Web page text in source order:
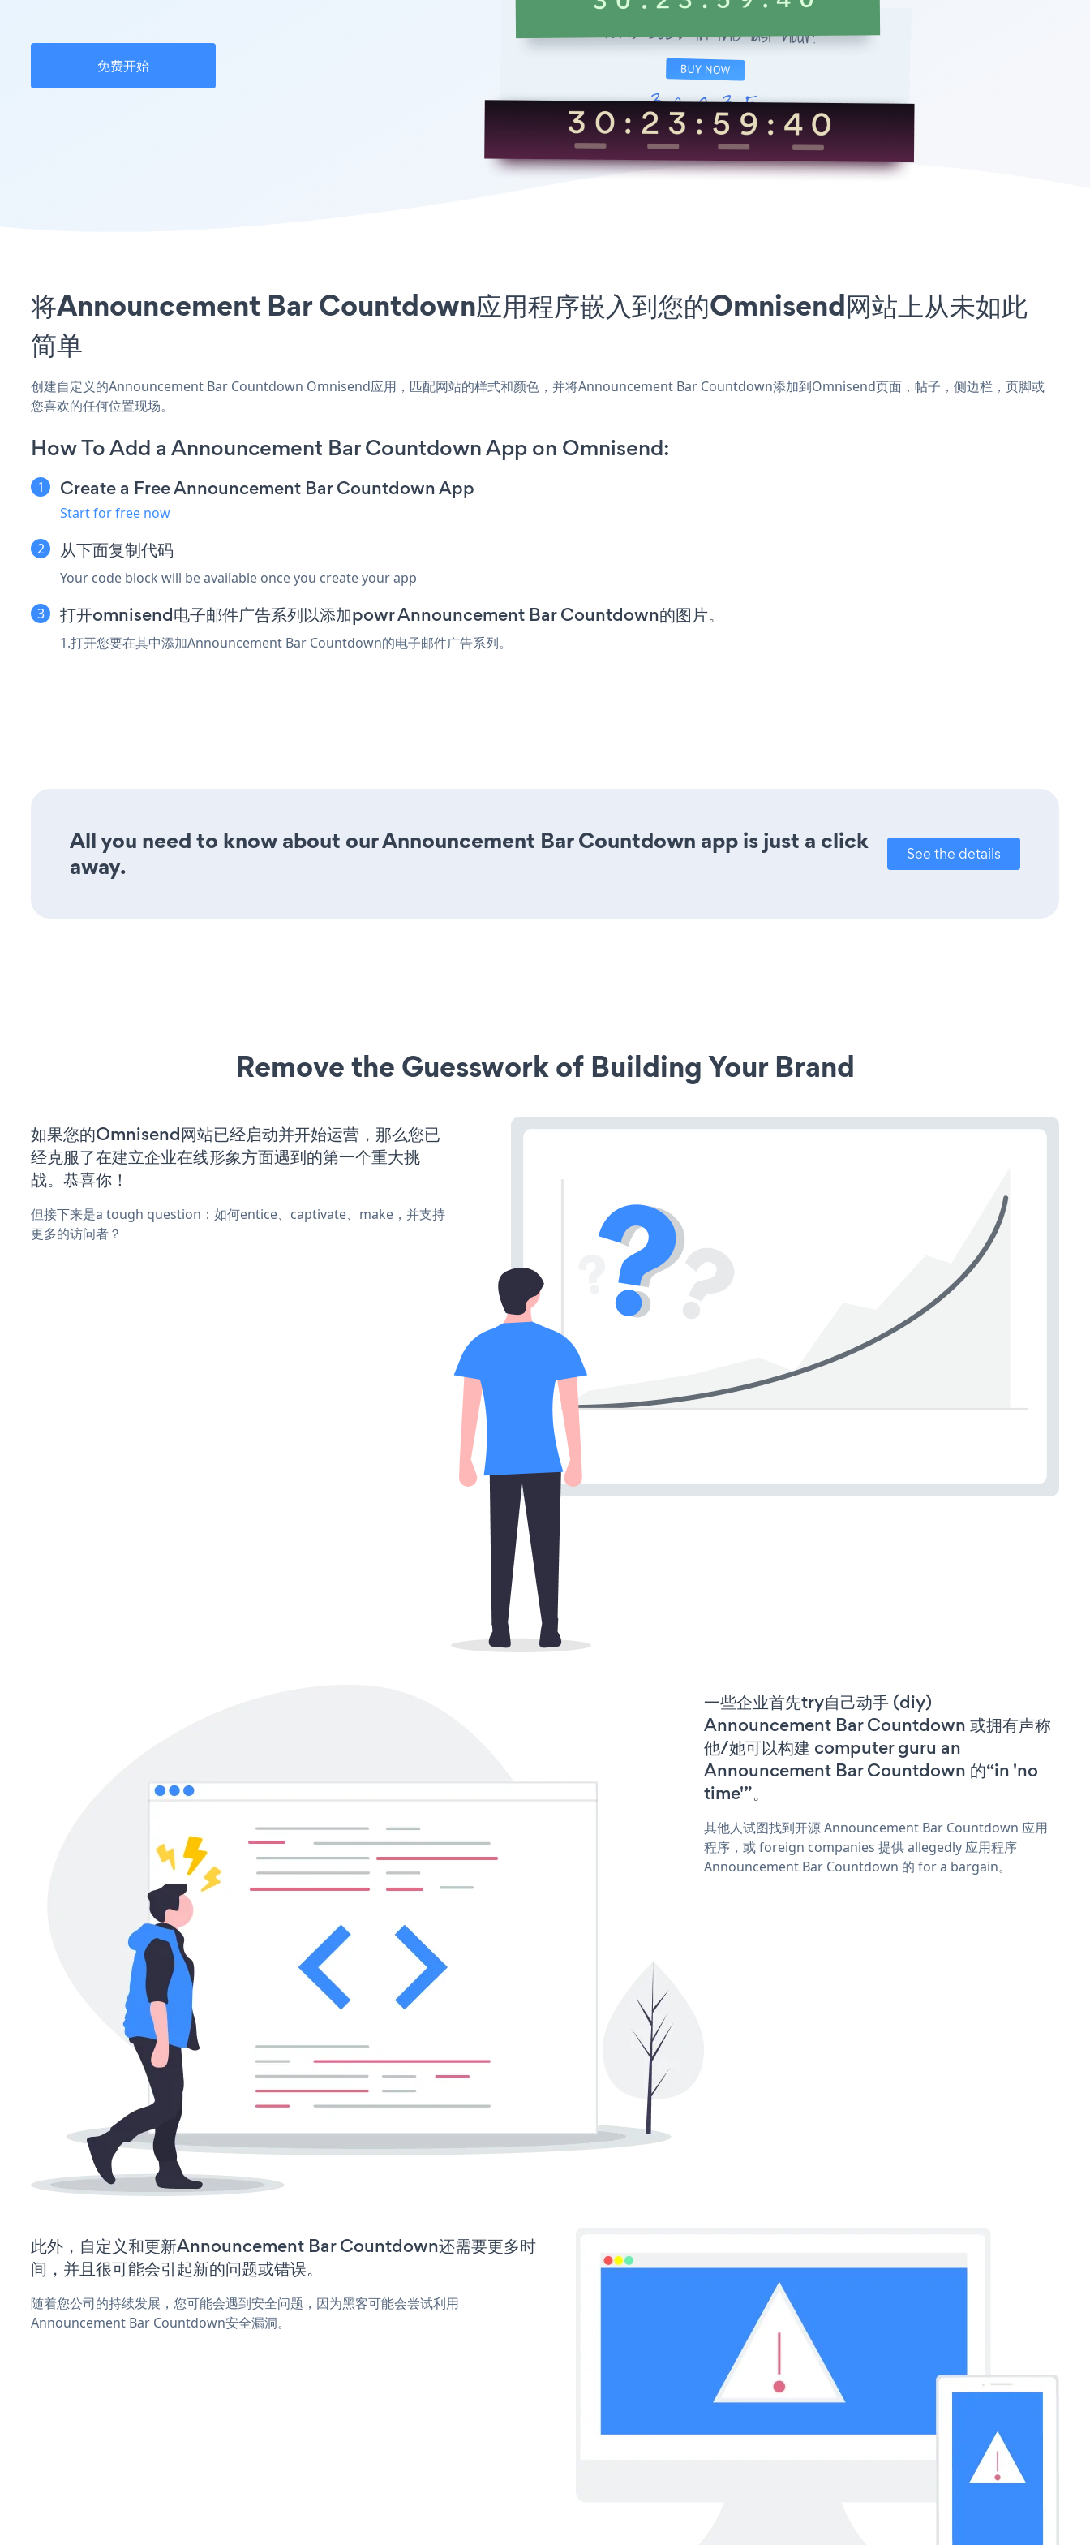
免费开始
将Announcement Bar Countdown应用程序嵌入到您的Omnisend网站上从未如此
简单
创建自定义的Announcement Bar Countdown Omnisend应用，匹配网站的样式和颜色，并将Announcement Bar Countdown添加到Omnisend页面，帖子，侧边栏，页脚或
您喜欢的任何位置现场。
How To Add a Announcement Bar Countdown App on Omnisend:
Create a Free Announcement Bar Countdown App
Start for free now
从下面复制代码
Your code block will be available once you create your app
打开omnisend电子邮件广告系列以添加powr Announcement Bar Countdown的图片。
1.打开您要在其中添加Announcement Bar Countdown的电子邮件广告系列。
All you need to know about our Announcement Bar Countdown app is just a click
away.
See the details
Remove the Guesswork of Building Your Brand
如果您的Omnisend网站已经启动并开始运营，那么您已
经克服了在建立企业在线形象方面遇到的第一个重大挑
战。恭喜你！
但接下来是a tough question：如何entice、captivate、make，并支持
更多的访问者？
一些企业首先try自己动手 (diy)
Announcement Bar Countdown 或拥有声称
他/她可以构建 computer guru an
Announcement Bar Countdown 的“in 'no
time'”。
其他人试图找到开源 Announcement Bar Countdown 应用
程序，或 foreign companies 提供 allegedly 应用程序
Announcement Bar Countdown 的 for a bargain。
此外，自定义和更新Announcement Bar Countdown还需要更多时
间，并且很可能会引起新的问题或错误。
随着您公司的持续发展，您可能会遇到安全问题，因为黑客可能会尝试利用
Announcement Bar Countdown安全漏洞。